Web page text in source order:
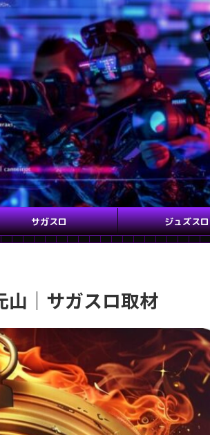
サガスロ ジュズスロ
｜サガスロ取材